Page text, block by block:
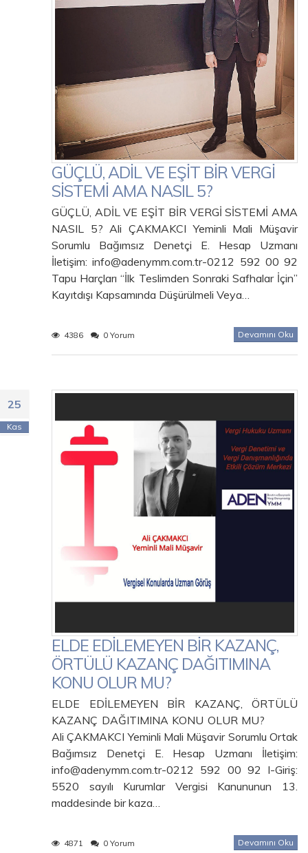
GÜÇLÜ, ADİL VE EŞİT BİR VERGİ
SİSTEMİ AMA NASIL 5?
GÜÇLÜ, ADİL VE EŞİT BİR VERGİ SİSTEMİ AMA
NASIL 5? Ali ÇAKMAKCI Yeminli Mali Müşavir
Sorumlu Bağımsız Denetçi E. Hesap Uzmanı
İletişim: info@adenymm.com.tr-0212 592 00 92
Tapu Harçları “İlk Teslimden Sonraki Safhalar İçin”
Kayıtdışı Kapsamında Düşürülmeli Veya…
4386 0 Yorum Devamını Oku
25
Kas
ELDE EDİLEMEYEN BİR KAZANÇ,
ÖRTÜLÜ KAZANÇ DAĞITIMINA
KONU OLUR MU?
ELDE EDİLEMEYEN BİR KAZANÇ, ÖRTÜLÜ
KAZANÇ DAĞITIMINA KONU OLUR MU?
Ali ÇAKMAKCI Yeminli Mali Müşavir Sorumlu Ortak
Bağımsız Denetçi E. Hesap Uzmanı İletişim:
info@adenymm.com.tr-0212 592 00 92 I-Giriş:
5520 sayılı Kurumlar Vergisi Kanununun 13.
maddesinde bir kaza…
4871 0 Yorum Devamını Oku